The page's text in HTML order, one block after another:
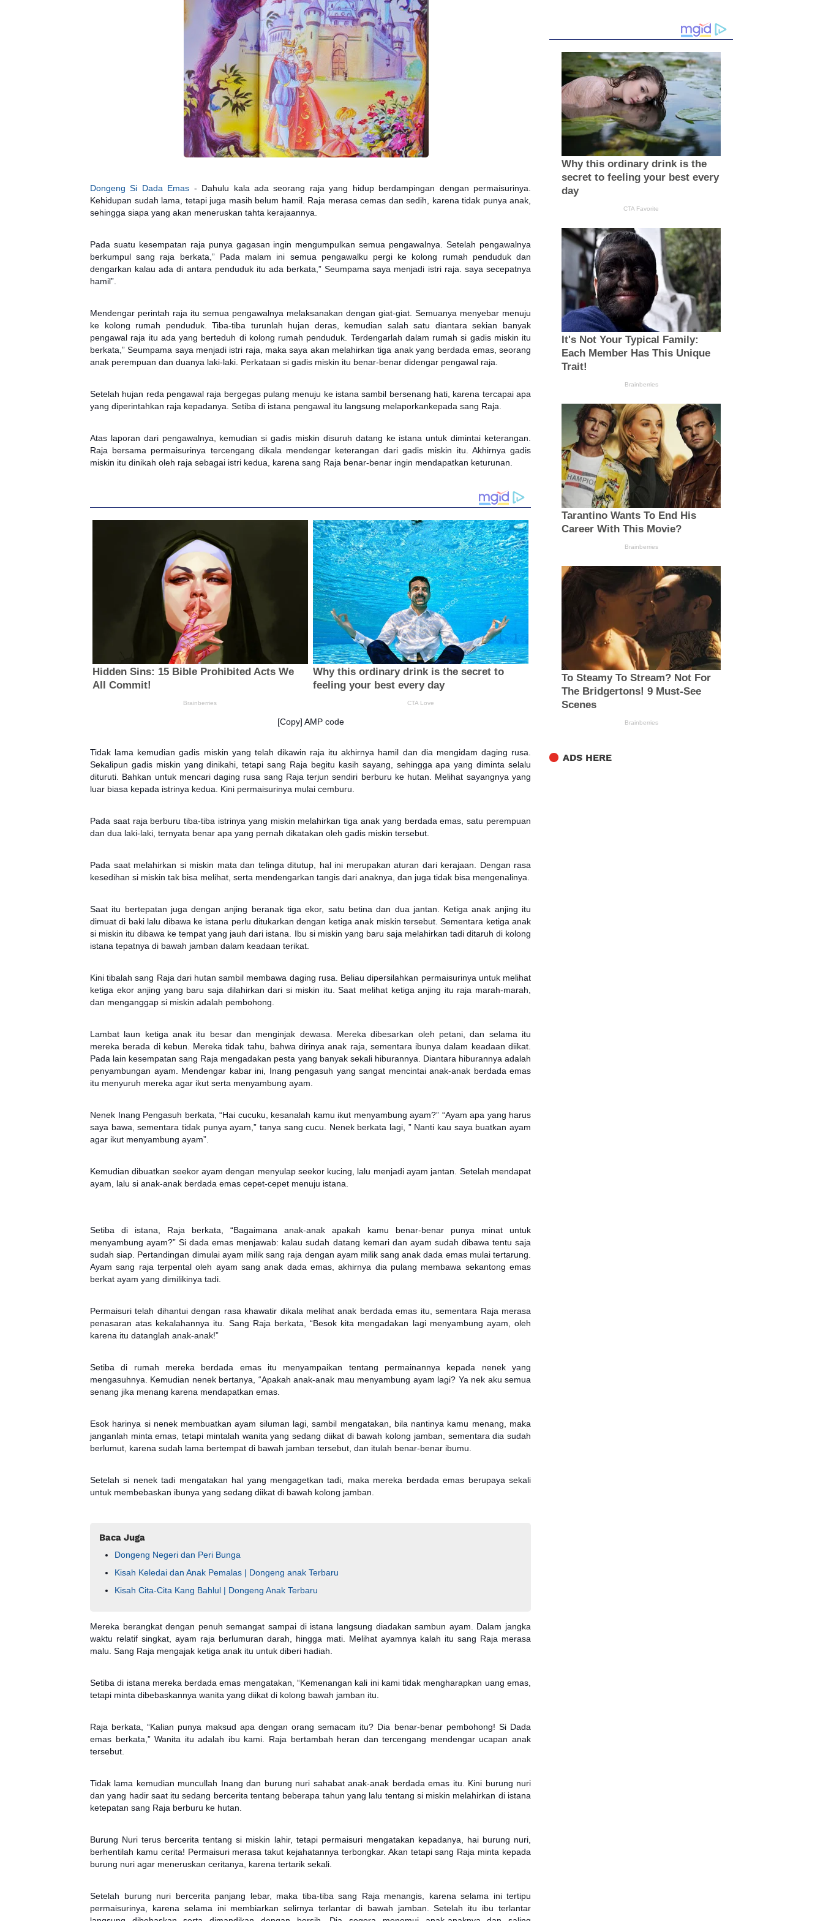
Dongeng Si Dada Emas - Dahulu kala ada seorang raja yang hidup berdampingan dengan permaisurinya.
Kehidupan sudah lama, tetapi juga masih belum hamil. Raja merasa cemas dan sedih, karena tidak punya anak,
sehingga siapa yang akan meneruskan tahta kerajaannya.
Pada suatu kesempatan raja punya gagasan ingin mengumpulkan semua pengawalnya. Setelah pengawalnya
berkumpul sang raja berkata,” Pada malam ini semua pengawalku pergi ke kolong rumah penduduk dan
dengarkan kalau ada di antara penduduk itu ada berkata,” Seumpama saya menjadi istri raja. saya secepatnya
hamil”.
Mendengar perintah raja itu semua pengawalnya melaksanakan dengan giat-giat. Semuanya menyebar menuju
ke kolong rumah penduduk. Tiba-tiba turunlah hujan deras, kemudian salah satu diantara sekian banyak
pengawal raja itu ada yang berteduh di kolong rumah penduduk. Terdengarlah dalam rumah si gadis miskin itu
berkata,” Seumpama saya menjadi istri raja, maka saya akan melahirkan tiga anak yang berdada emas, seorang
anak perempuan dan duanya laki-laki. Perkataan si gadis miskin itu benar-benar didengar pengawal raja.
Setelah hujan reda pengawal raja bergegas pulang menuju ke istana sambil bersenang hati, karena tercapai apa
yang diperintahkan raja kepadanya. Setiba di istana pengawal itu langsung melaporkankepada sang Raja.
Atas laporan dari pengawalnya, kemudian si gadis miskin disuruh datang ke istana untuk dimintai keterangan.
Raja bersama permaisurinya tercengang dikala mendengar keterangan dari gadis miskin itu. Akhirnya gadis
miskin itu dinikah oleh raja sebagai istri kedua, karena sang Raja benar-benar ingin mendapatkan keturunan.
[Copy] AMP code
Tidak lama kemudian gadis miskin yang telah dikawin raja itu akhirnya hamil dan dia mengidam daging rusa.
Sekalipun gadis miskin yang dinikahi, tetapi sang Raja begitu kasih sayang, sehingga apa yang diminta selalu
dituruti. Bahkan untuk mencari daging rusa sang Raja terjun sendiri berburu ke hutan. Melihat sayangnya yang
luar biasa kepada istrinya kedua. Kini permaisurinya mulai cemburu.
Pada saat raja berburu tiba-tiba istrinya yang miskin melahirkan tiga anak yang berdada emas, satu perempuan
dan dua laki-laki, ternyata benar apa yang pernah dikatakan oleh gadis miskin tersebut.
Pada saat melahirkan si miskin mata dan telinga ditutup, hal ini merupakan aturan dari kerajaan. Dengan rasa
kesedihan si miskin tak bisa melihat, serta mendengarkan tangis dari anaknya, dan juga tidak bisa mengenalinya.
Saat itu bertepatan juga dengan anjing beranak tiga ekor, satu betina dan dua jantan. Ketiga anak anjing itu
dimuat di baki lalu dibawa ke istana perlu ditukarkan dengan ketiga anak miskin tersebut. Sementara ketiga anak
si miskin itu dibawa ke tempat yang jauh dari istana. Ibu si miskin yang baru saja melahirkan tadi ditaruh di kolong
istana tepatnya di bawah jamban dalam keadaan terikat.
Kini tibalah sang Raja dari hutan sambil membawa daging rusa. Beliau dipersilahkan permaisurinya untuk melihat
ketiga ekor anjing yang baru saja dilahirkan dari si miskin itu. Saat melihat ketiga anjing itu raja marah-marah,
dan menganggap si miskin adalah pembohong.
Lambat laun ketiga anak itu besar dan menginjak dewasa. Mereka dibesarkan oleh petani, dan selama itu
mereka berada di kebun. Mereka tidak tahu, bahwa dirinya anak raja, sementara ibunya dalam keadaan diikat.
Pada lain kesempatan sang Raja mengadakan pesta yang banyak sekali hiburannya. Diantara hiburannya adalah
penyambungan ayam. Mendengar kabar ini, Inang pengasuh yang sangat mencintai anak-anak berdada emas
itu menyuruh mereka agar ikut serta menyambung ayam.
Nenek Inang Pengasuh berkata, “Hai cucuku, kesanalah kamu ikut menyambung ayam?” “Ayam apa yang harus
saya bawa, sementara tidak punya ayam,” tanya sang cucu. Nenek berkata lagi, ” Nanti kau saya buatkan ayam
agar ikut menyambung ayam”.
Kemudian dibuatkan seekor ayam dengan menyulap seekor kucing, lalu menjadi ayam jantan. Setelah mendapat
ayam, lalu si anak-anak berdada emas cepet-cepet menuju istana.
Setiba di istana, Raja berkata, “Bagaimana anak-anak apakah kamu benar-benar punya minat untuk
menyambung ayam?” Si dada emas menjawab: kalau sudah datang kemari dan ayam sudah dibawa tentu saja
sudah siap. Pertandingan dimulai ayam milik sang raja dengan ayam milik sang anak dada emas mulai tertarung.
Ayam sang raja terpental oleh ayam sang anak dada emas, akhirnya dia pulang membawa sekantong emas
berkat ayam yang dimilikinya tadi.
Permaisuri telah dihantui dengan rasa khawatir dikala melihat anak berdada emas itu, sementara Raja merasa
penasaran atas kekalahannya itu. Sang Raja berkata, “Besok kita mengadakan lagi menyambung ayam, oleh
karena itu datanglah anak-anak!”
Setiba di rumah mereka berdada emas itu menyampaikan tentang permainannya kepada nenek yang
mengasuhnya. Kemudian nenek bertanya, “Apakah anak-anak mau menyambung ayam lagi? Ya nek aku semua
senang jika menang karena mendapatkan emas.
Esok harinya si nenek membuatkan ayam siluman lagi, sambil mengatakan, bila nantinya kamu menang, maka
janganlah minta emas, tetapi mintalah wanita yang sedang diikat di bawah kolong jamban, sementara dia sudah
berlumut, karena sudah lama bertempat di bawah jamban tersebut, dan itulah benar-benar ibumu.
Setelah si nenek tadi mengatakan hal yang mengagetkan tadi, maka mereka berdada emas berupaya sekali
untuk membebaskan ibunya yang sedang diikat di bawah kolong jamban.
Baca Juga
Dongeng Negeri dan Peri Bunga
Kisah Keledai dan Anak Pemalas | Dongeng anak Terbaru
Kisah Cita-Cita Kang Bahlul | Dongeng Anak Terbaru
Mereka berangkat dengan penuh semangat sampai di istana langsung diadakan sambun ayam. Dalam jangka
waktu relatif singkat, ayam raja berlumuran darah, hingga mati. Melihat ayamnya kalah itu sang Raja merasa
malu. Sang Raja mengajak ketiga anak itu untuk diberi hadiah.
Setiba di istana mereka berdada emas mengatakan, “Kemenangan kali ini kami tidak mengharapkan uang emas,
tetapi minta dibebaskannya wanita yang diikat di kolong bawah jamban itu.
Raja berkata, “Kalian punya maksud apa dengan orang semacam itu? Dia benar-benar pembohong! Si Dada
emas berkata,” Wanita itu adalah ibu kami. Raja bertambah heran dan tercengang mendengar ucapan anak
tersebut.
Tidak lama kemudian muncullah Inang dan burung nuri sahabat anak-anak berdada emas itu. Kini burung nuri
dan yang hadir saat itu sedang bercerita tentang beberapa tahun yang lalu tentang si miskin melahirkan di istana
ketepatan sang Raja berburu ke hutan.
Burung Nuri terus bercerita tentang si miskin lahir, tetapi permaisuri mengatakan kepadanya, hai burung nuri,
berhentilah kamu cerita! Permaisuri merasa takut kejahatannya terbongkar. Akan tetapi sang Raja minta kepada
burung nuri agar meneruskan ceritanya, karena tertarik sekali.
Setelah burung nuri bercerita panjang lebar, maka tiba-tiba sang Raja menangis, karena selama ini tertipu
permaisurinya, karena selama ini membiarkan selirnya terlantar di bawah jamban. Setelah itu ibu terlantar
ADS HERE